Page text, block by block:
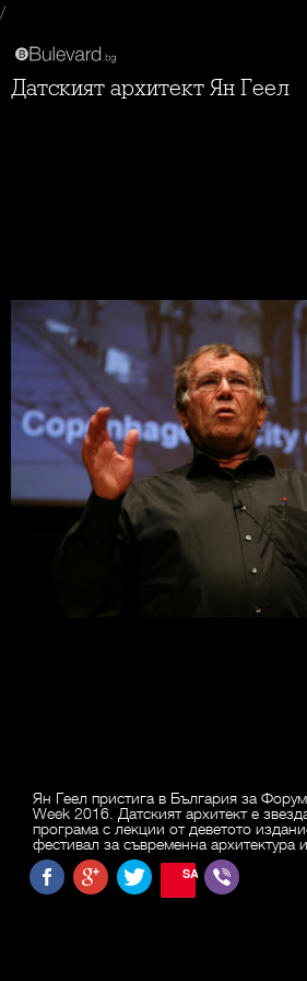
/
Датският архитект Ян Геел
Ян Геел пристига в България за
Week 2016. Датският архитект е
програма с лекции от деветото
фестивал за съвременна архитектура
SAVE